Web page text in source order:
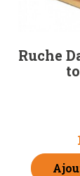
Ruche